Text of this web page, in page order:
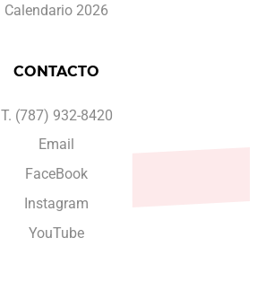
Calendario 2026
CONTACTO
T. (787) 932-8420
Email
FaceBook
Instagram
YouTube